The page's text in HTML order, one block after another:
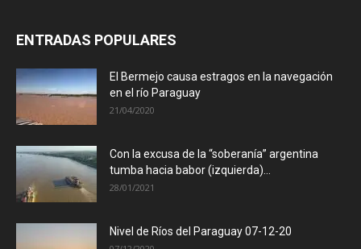
ENTRADAS POPULARES
El Bermejo causa estragos en la navegación
en el río Paraguay
21/04/2020
Con la excusa de la “soberanía” argentina
tumba hacia babor (izquierda)...
28/01/2021
Nivel de Ríos del Paraguay 07-12-20